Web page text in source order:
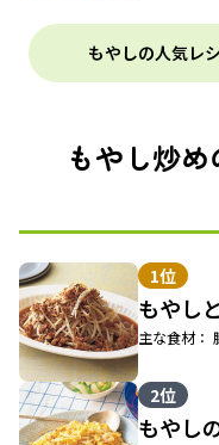
もやしの人気レ
もやし炒
1位
もやし
主な食材：
2位
もやし